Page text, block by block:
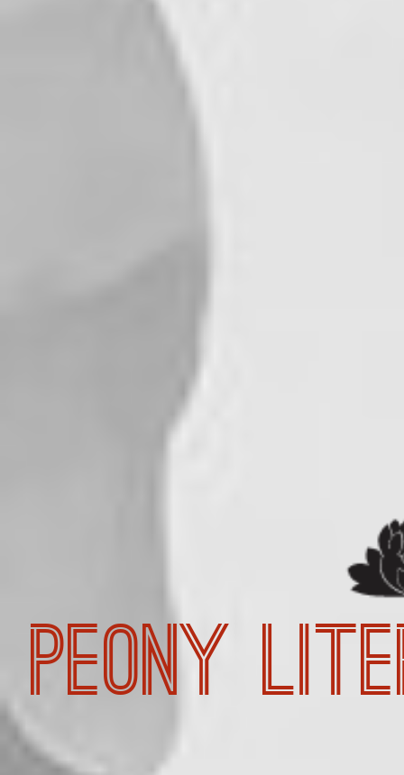
Peony